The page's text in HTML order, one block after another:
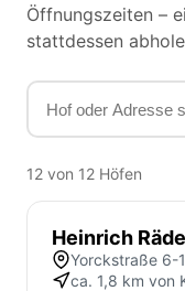
Öffnungszeiten –
stattdessen
12 von 12 Höfen
Heinrich
Yorckstraße 6-
ca. 1,8 km von